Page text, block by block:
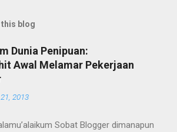
blog
Dunia Penipuan:
Awal Melamar Pekerjaan
2013
Sobat Blogger dimanapun